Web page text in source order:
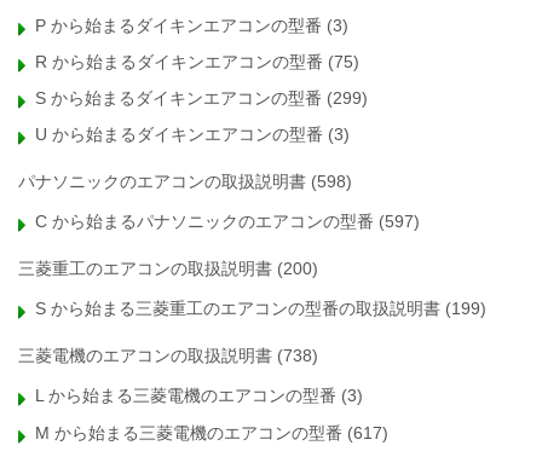
P から始まるダイキンエアコンの型番 (3)
R から始まるダイキンエアコンの型番 (75)
S から始まるダイキンエアコンの型番 (299)
U から始まるダイキンエアコンの型番 (3)
パナソニックのエアコンの取扱説明書 (598)
C から始まるパナソニックのエアコンの型番 (597)
三菱重工のエアコンの取扱説明書 (200)
S から始まる三菱重工のエアコンの型番の取扱説明書 (199)
三菱電機のエアコンの取扱説明書 (738)
L から始まる三菱電機のエアコンの型番 (3)
M から始まる三菱電機のエアコンの型番 (617)